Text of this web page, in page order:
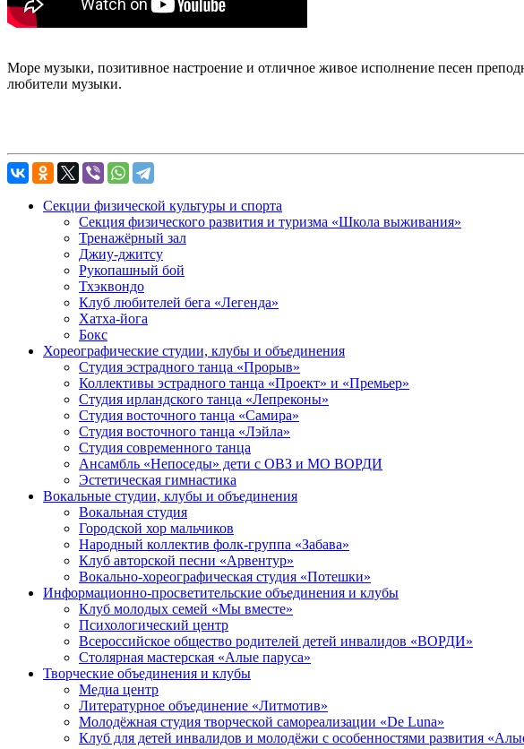
Море музыки, позитивное настроение и отличное живое исполнение песен
любители музыки.
Секции физической культуры и спорта
Секция физического развития и туризма «Школа выживания»
Тренажёрный зал
Джиу-джитсу
Рукопашный бой
Тхэквондо
Клуб любителей бега «Легенда»
Хатха-йога
Бокс
Хореографические студии, клубы и объединения
Студия эстрадного танца «Прорыв»
Коллективы эстрадного танца «Проект» и «Премьер»
Студия ирландского танца «Лепреконы»
Студия восточного танца «Самира»
Студия восточного танца «Лэйла»
Студия современного танца
Ансамбль «Непоседы» дети с ОВЗ и МО ВОРДИ
Эстетическая гимнастика
Вокальные студии, клубы и объединения
Вокальная студия
Городской хор мальчиков
Народный коллектив фолк-группа «Забава»
Клуб авторской песни «Арвентур»
Вокально-хореографическая студия «Потешки»
Информационно-просветительские объединения и клубы
Клуб молодых семей «Мы вместе»
Психологический центр
Всероссийское общество родителей детей инвалидов «ВОРДИ»
Столярная мастерская «Алые паруса»
Творческие объединения и клубы
Медиа центр
Литературное объединение «Литмотив»
Молодёжная студия творческой самореализации «De Luna»
Клуб для детей инвалидов и молодёжи с особенностями развития